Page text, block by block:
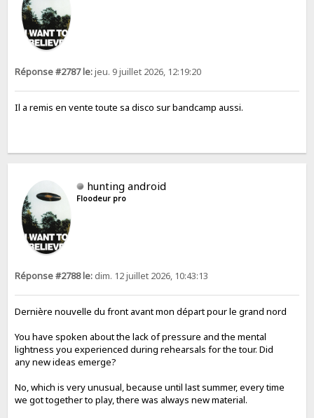
Réponse #2787 le:jeu. 9 juillet 2026, 12:19:20
Il a remis en vente toute sa disco sur bandcamp aussi.
hunting android
Floodeur pro
Réponse #2788 le: dim. 12 juillet 2026, 10:43:13
Dernière nouvelle du front avant mon départ pour le grand nord
You have spoken about the lack of pressure and the mental
lightness you experienced during rehearsals for the tour. Did
any new ideas emerge?
No, which is very unusual, because until last summer, every time
we got together to play, there was always new material.